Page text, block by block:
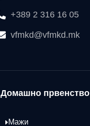
+389 2 316 16 05
vfmkd@vfmkd.mk
Домашно првенство
Мажи